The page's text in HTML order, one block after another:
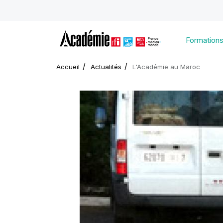
Accueil Actualités L'Académie au Maroc